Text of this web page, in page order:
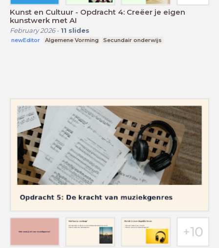
Kunst en Cultuur - Opdracht 4: Creëer je eigen
kunstwerk met AI
February 2026- 11 slides
newEditor Algemene Vorming Secundair onderwijs